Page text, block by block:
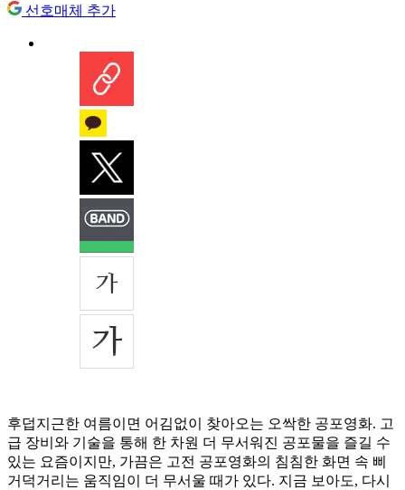
선호매체 추가
후덥지근한 여름이면 어김없이 찾아오는 오싹한 공포영화. 고
급 장비와 기술을 통해 한 차원 더 무서워진 공포물을 즐길 수
있는 요즘이지만, 가끔은 고전 공포영화의 침침한 화면 속 삐
거덕거리는 움직임이 더 무서울 때가 있다. 지금 보아도, 다시